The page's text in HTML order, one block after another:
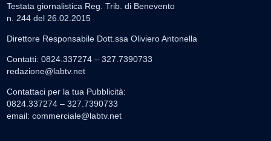
Testata giornalistica Reg. Trib. di Benevento
n. 244 del 26.02.2015
Direttore Responsabile Dott.ssa Oliviero Antonella
Contatti: 0824.337274 – 327.7390733
redazione@labtv.net
Contattaci per la tua Pubblicità:
0824.337274 – 327.7390733
email: commerciale@labtv.net